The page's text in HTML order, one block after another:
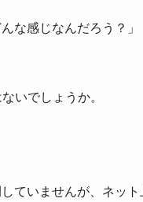
な感じなんだろう？
いでしょうか。
ていませんが、ネッ